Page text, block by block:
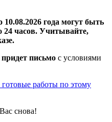
года могут быть
24 часов. Учитывайте,
придет письмо с условиями
готовые работы по этому
снова!